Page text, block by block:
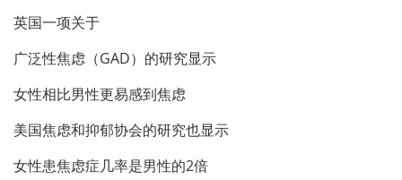
英国一项关于
广泛性焦虑（GAD）的研究显示
女性相比男性更易感到焦虑
美国焦虑和抑郁协会的研究也显示
女性患焦虑症几率是男性的2倍